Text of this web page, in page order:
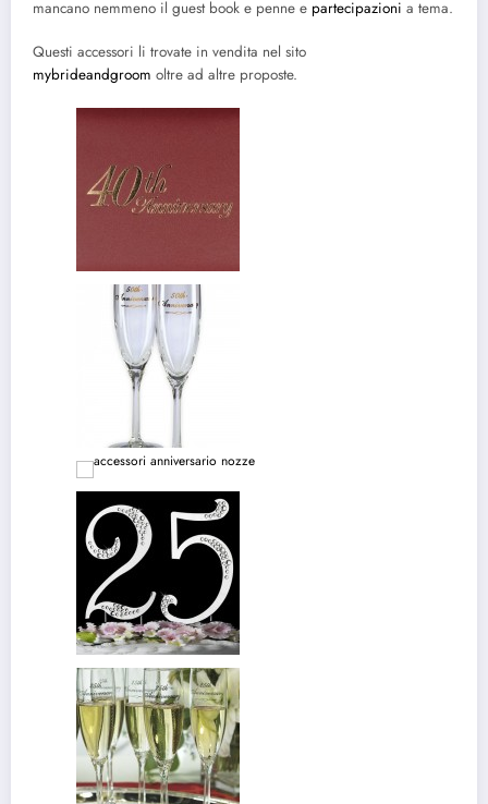
mancano nemmeno il guest book e penne e partecipazioni a tema.
Questi accessori li trovate in vendita nel sito
mybrideandgroom oltre ad altre proposte.